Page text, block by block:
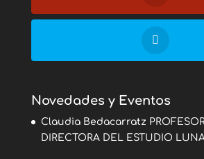
Novedades y Eventos
Claudia Bedacarratz
DIRECTORA DEL ESTUDIO